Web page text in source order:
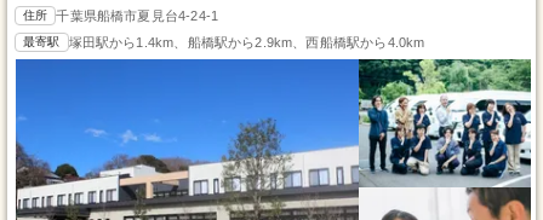
住所 千葉県船橋市夏見台4-24-1
最寄駅 塚田駅から1.4km、船橋駅から2.9km、西船橋駅から4.0km